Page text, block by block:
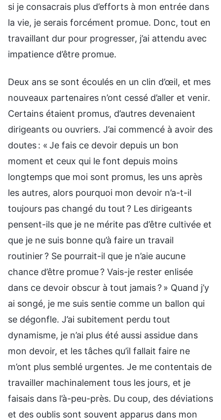
si je consacrais plus d’efforts à mon entrée dans
la vie, je serais forcément promue. Donc, tout en
travaillant dur pour progresser, j’ai attendu avec
impatience d’être promue.
Deux ans se sont écoulés en un clin d’œil, et mes
nouveaux partenaires n’ont cessé d’aller et venir.
Certains étaient promus, d’autres devenaient
dirigeants ou ouvriers. J’ai commencé à avoir des
doutes : « Je fais ce devoir depuis un bon
moment et ceux qui le font depuis moins
longtemps que moi sont promus, les uns après
les autres, alors pourquoi mon devoir n’a-t-il
toujours pas changé du tout ? Les dirigeants
pensent-ils que je ne mérite pas d’être cultivée et
que je ne suis bonne qu’à faire un travail
routinier ? Se pourrait-il que je n’aie aucune
chance d’être promue ? Vais-je rester enlisée
dans ce devoir obscur à tout jamais ? » Quand j’y
ai songé, je me suis sentie comme un ballon qui
se dégonfle. J’ai subitement perdu tout
dynamisme, je n’ai plus été aussi assidue dans
mon devoir, et les tâches qu’il fallait faire ne
m’ont plus semblé urgentes. Je me contentais de
travailler machinalement tous les jours, et je
faisais dans l’à-peu-près. Du coup, des déviations
et des oublis sont souvent apparus dans mon